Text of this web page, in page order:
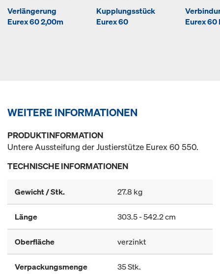
Verlängerung
Eurex 60 2,00m
Kupplungsstück
Eurex 60
Eurex 60
WEITERE INFORMATIONEN
PRODUKTINFORMATION
Untere Aussteifung der Justierstütze Eurex 60 550.
TECHNISCHE INFORMATIONEN
Gewicht / Stk. 27.8 kg
Länge 303.5 - 542.2 cm
Oberfläche verzinkt
Verpackungsmenge 35 Stk.